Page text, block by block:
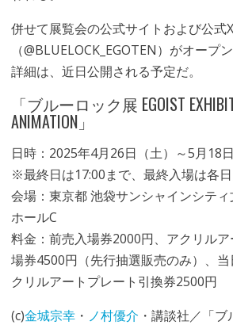
併せて展覧会の公式サイトおよび公式
（@BLUELOCK_EGOTEN）がオープ
詳細は、近日公開される予定だ。
「ブルーロック展 EGOIST
ANIMATION」
日時：2025年4月26日（土）～5月18
※最終日は17:00まで、最終入場は各
会場：東京都 池袋サンシャインシテ
ホールC
料金：前売入場券2000円、アクリル
場券4500円（先行抽選販売のみ）、
クリルアートプレート引換券2500円
(c)金城宗幸・ ノ村優介 ・講談社／「